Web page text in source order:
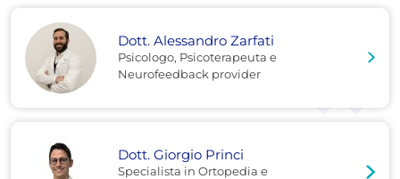
Dott. Alessandro Zarfati
Psicologo, Psicoterapeuta e
Neurofeedback provider
Dott. Giorgio Princi
Specialista in Ortopedia e